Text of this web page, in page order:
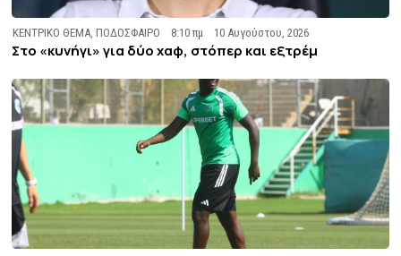
ΚΕΝΤΡΙΚΟ ΘΕΜΑ,ΠΟΔΟΣΦΑΙΡΟ 8:10 πμ 10 Αυγούστου, 2026
Στο «κυνήγι» για δύο χαφ, στόπερ και εξτρέμ